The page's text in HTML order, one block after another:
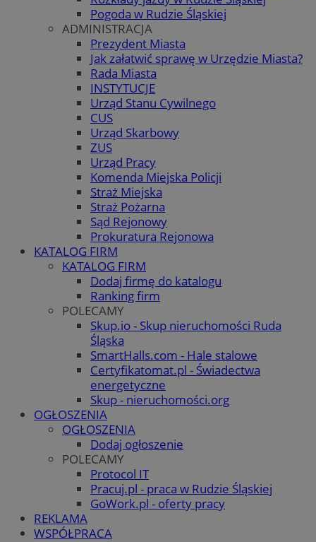
Pogoda w Rudzie Śląskiej
ADMINISTRACJA
Prezydent Miasta
Jak załatwić sprawę w Urzędzie Miasta?
Rada Miasta
INSTYTUCJE
Urząd Stanu Cywilnego
CUS
Urząd Skarbowy
ZUS
Urząd Pracy
Komenda Miejska Policji
Straż Miejska
Straż Pożarna
Sąd Rejonowy
Prokuratura Rejonowa
KATALOG FIRM
KATALOG FIRM
Dodaj firmę do katalogu
Ranking firm
POLECAMY
Skup.io - Skup nieruchomości Ruda
Śląska
SmartHalls.com - Hale stalowe
Certyfikatomat.pl - Świadectwa
energetyczne
Skup - nieruchomości.org
OGŁOSZENIA
OGŁOSZENIA
Dodaj ogłoszenie
POLECAMY
Protocol IT
Pracuj.pl - praca w Rudzie Śląskiej
GoWork.pl - oferty pracy
REKLAMA
WSPÓŁPRACA